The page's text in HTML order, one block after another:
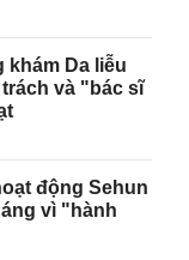
khám Da liễu
và "bác sĩ
động Sehun
vì "hành